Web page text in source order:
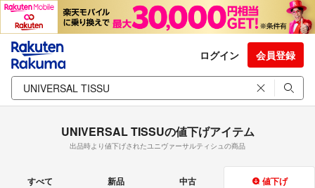
ログイン 会員登録
UNIVERSAL TISSUの値下げアイテム
出品時より値下げされたユニヴァーサルティシュの商品
すべて 新品 中古 値下げ